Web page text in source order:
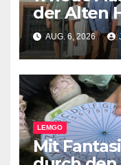
der Alten
AUG. 6, 2026
LEMGO
Mit